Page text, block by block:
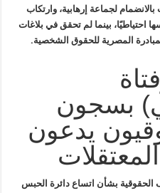
لجماعة إرهابية، وارتكاب
احتياطيًا، بينما لم تحقق في بلاغات
المصرية للحقوق الشخصية.
بسجون
يدعون
المخاوف الحقوقية بشأن اتساع دائرة الحبس